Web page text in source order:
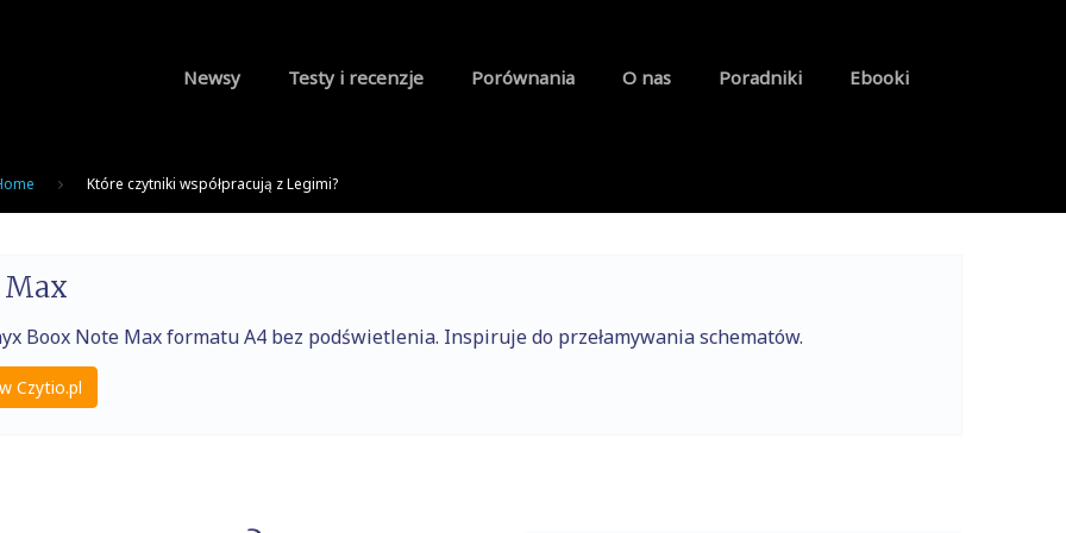
Newsy Testy i recenzje Porównania O nas Poradniki Ebooki
Które czytniki współpracują z Legimi?
Boox Note Max formatu A4 bez podświetlenia. Inspiruje do przełamywania schematów.
Czytio.pl